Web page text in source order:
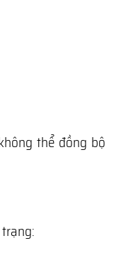
thể đồng bộ